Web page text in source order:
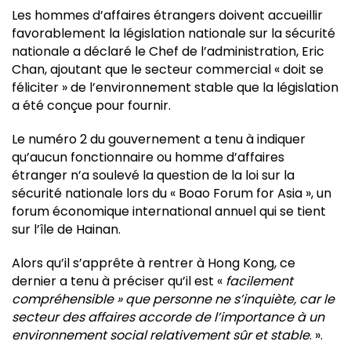
Les hommes d’affaires étrangers doivent accueillir
favorablement la législation nationale sur la sécurité
nationale a déclaré le Chef de l’administration, Eric
Chan, ajoutant que le secteur commercial « doit se
féliciter » de l’environnement stable que la législation
a été conçue pour fournir.
Le numéro 2 du gouvernement a tenu à indiquer
qu’aucun fonctionnaire ou homme d’affaires
étranger n’a soulevé la question de la loi sur la
sécurité nationale lors du « Boao Forum for Asia », un
forum économique international annuel qui se tient
sur l’île de Hainan.
Alors qu’il s’apprête à rentrer à Hong Kong, ce
dernier a tenu à préciser qu’il est « facilement
compréhensible » que personne ne s’inquiète, car le
secteur des affaires accorde de l’importance à un
environnement social relativement sûr et stable. ».